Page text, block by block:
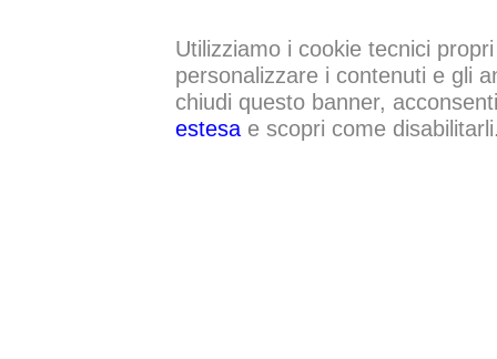
Utilizziamo i cookie tecnici
personalizzare i contenuti e gli
chiudi questo banner,
estesae scopri come